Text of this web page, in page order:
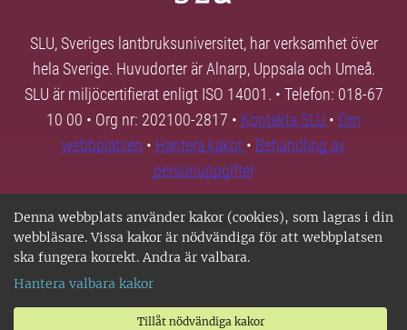
Denna webbplats använder kakor (cookies), som lagras i din
webbläsare. Vissa kakor är nödvändiga för att webbplatsen
ska fungera korrekt. Andra är valbara.
Hantera valbara kakor
Tillåt nödvändiga kakor
SLU, Sveriges lantbruksuniversitet, har verksamhet över
hela Sverige. Huvudorter är Alnarp, Uppsala och Umeå.
SLU är miljöcertifierat enligt ISO 14001. • Telefon: 018-67
10 00 • Org nr: 202100-2817 • Kontakta SLU • Om
webbplatsen • Hantera kakor • Behandling av
personuppgifter